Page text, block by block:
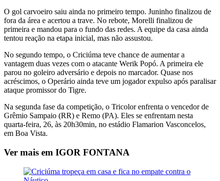
O gol carvoeiro saiu ainda no primeiro tempo. Juninho finalizou de
fora da área e acertou a trave. No rebote, Morelli finalizou de
primeira e mandou para o fundo das redes. A equipe da casa ainda
tentou reação na etapa inicial, mas não assustou.
No segundo tempo, o Criciúma teve chance de aumentar a
vantagem duas vezes com o atacante Werik Popó. A primeira ele
parou no goleiro adversário e depois no marcador. Quase nos
acréscimos, o Operário ainda teve um jogador expulso após paralisar
ataque promissor do Tigre.
Na segunda fase da competição, o Tricolor enfrenta o vencedor de
Grêmio Sampaio (RR) e Remo (PA). Eles se enfrentam nesta
quarta-feira, 26, às 20h30min, no estádio Flamarion Vasconcelos,
em Boa Vista.
Ver mais em IGOR FONTANA